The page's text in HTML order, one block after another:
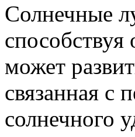
Солнечные
может
связанная с
солнечного